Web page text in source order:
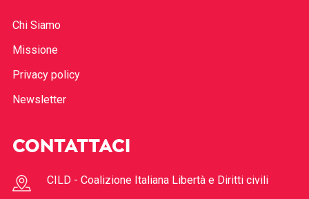
Chi Siamo
Missione
Privacy policy
Newsletter
CONTATTACI
CILD - Coalizione Italiana Libertà e Diritti civili